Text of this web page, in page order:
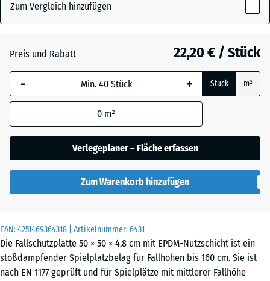
EAN:4251469364318 | Artikelnummer:6431
Die Fallschutzplatte 50 × 50 × 4,8 cm mit EPDM-Nutzschicht ist ein
stoßdämpfender Spielplatzbelag für Fallhöhen bis 160 cm. Sie ist
nach EN 1177 geprüft und für Spielplätze mit mittlerer Fallhöhe
Granit(active)
Atlantik + 0,50 €
Englischer
+ 0,50 €
+ 0,50 €
Lavendel + 0,50 €
Zum Vergleich hinzufügen
Preis und Rabatt 22,20 € / Stück
- + Stück m²
0 m²
Verlegeplaner – Fläche erfassen
Zum Warenkorb hinzufügen